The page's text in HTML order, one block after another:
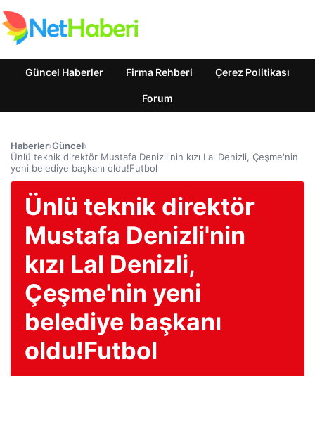
Güncel Haberler Firma Rehberi Çerez Politikası
Forum
Haberler›Güncel›
Ünlü teknik direktör Mustafa Denizli'nin kızı Lal Denizli, Çeşme'nin
yeni belediye başkanı oldu!Futbol
Ünlü teknik direktör
Mustafa Denizli'nin
kızı Lal Denizli,
Çeşme'nin yeni
belediye başkanı
oldu!Futbol